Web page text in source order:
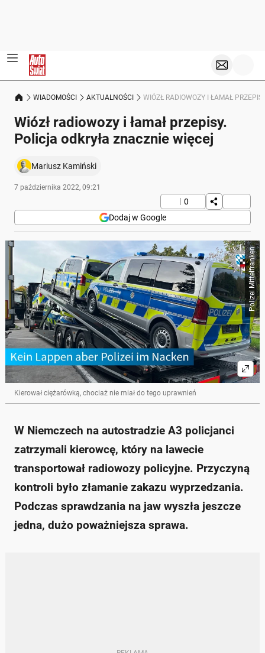
WIADOMOŚCI AKTUALNOŚCI WIÓZŁ RADIOWOZY I ŁAMAŁ
Wiózł radiowozy i łamał przepisy.
Policja odkryła znacznie więcej
Mariusz Kamiński
7 października 2022, 09:21
0
Dodaj w Google
Polizei Mittelfranken
Kierował ciężarówką, chociaż nie miał do tego uprawnień
W Niemczech na autostradzie A3 policjanci
zatrzymali kierowcę, który na lawecie
transportował radiowozy policyjne. Przyczyną
kontroli było złamanie zakazu wyprzedzania.
Podczas sprawdzania na jaw wyszła jeszcze
jedna, dużo poważniejsza sprawa.